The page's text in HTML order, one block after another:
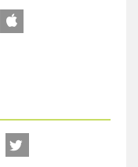
Itunes
profil
megosztás